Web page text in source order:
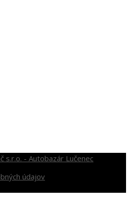
s.r.o. - Autobazár Lučenec
údajov